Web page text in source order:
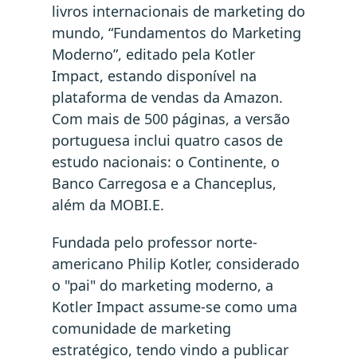
livros internacionais de marketing do
mundo, “Fundamentos do Marketing
Moderno”, editado pela Kotler
Impact, estando disponível na
plataforma de vendas da Amazon.
Com mais de 500 páginas, a versão
portuguesa inclui quatro casos de
estudo nacionais: o Continente, o
Banco Carregosa e a Chanceplus,
além da MOBI.E.
Fundada pelo professor norte-
americano Philip Kotler, considerado
o "pai" do marketing moderno, a
Kotler Impact assume-se como uma
comunidade de marketing
estratégico, tendo vindo a publicar